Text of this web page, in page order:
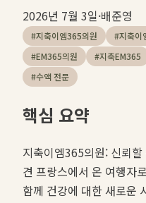
2026년 7월 3일·배준영
#지축이엠365의원 #지축이
#EM365의원 #지축EM365
#수액 전문
핵심 요약
지축이엠365의원: 신뢰
견 프랑스에서 온 여행자
함께 건강에 대한 새로운